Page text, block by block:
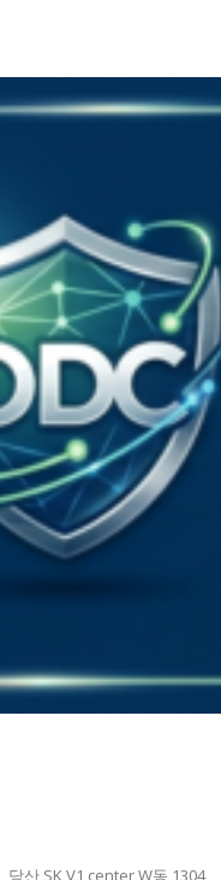
, 당산 SK V1 center W동 1304